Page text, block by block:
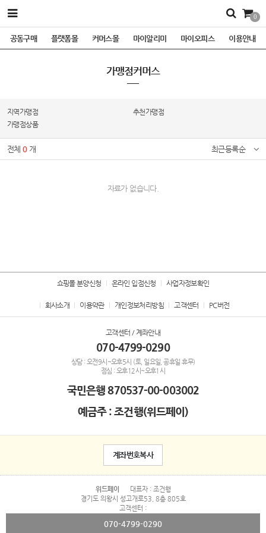
0
공동구매 플랫폼몰 커머스몰 마이알리미 마이오피스 이용안내
가맹점커머스
지역가맹점
추천가맹점
가맹점상품
전체0개 최근등록순
자료가 없습니다.
쇼핑몰 분양신청 온라인 입점신청 사업자정보확인
회사소개 이용약관 개인정보처리방침 고객센터 PC버전
고객센터 / 계좌안내
070-4799-0290
상담 : 오전9시~오후5시 (토, 일요일, 공휴일 휴무)
점심 : 오후12시~오후1시
국민은행870537-00-003002
예금주 : 조건행(위드페이)
계좌번호복사
위드페이
대표자 : 조건행
경기도 의왕시 성고개로53, 8층 805호
고객센터 :
070-4799-0290